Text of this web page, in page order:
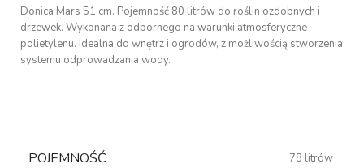
Donica Mars 51 cm. Pojemność 80 litrów do roślin ozdobnych i
drzewek. Wykonana z odpornego na warunki atmosferyczne
polietylenu. Idealna do wnętrz i ogrodów, z możliwością stworzenia
systemu odprowadzania wody.
POJEMNOŚĆ 78 litrów